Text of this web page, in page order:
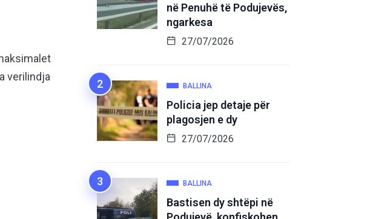
verilindja
në Penuhë të Podujevës,
ngarkesa
27/07/2026
BALLINA
Policia jep detaje për
plagosjen e dy
27/07/2026
BALLINA
Bastisen dy shtëpi në